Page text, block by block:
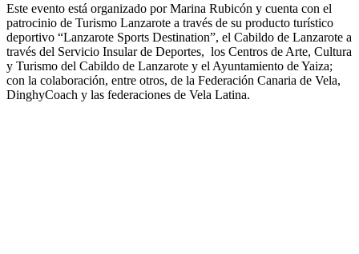
Este evento está organizado por Marina Rubicón y cuenta con el
patrocinio de Turismo Lanzarote a través de su producto turístico
deportivo “Lanzarote Sports Destination”, el Cabildo de Lanzarote a
través del Servicio Insular de Deportes, los Centros de Arte, Cultura
y Turismo del Cabildo de Lanzarote y el Ayuntamiento de Yaiza;
con la colaboración, entre otros, de la Federación Canaria de Vela,
DinghyCoach y las federaciones de Vela Latina.